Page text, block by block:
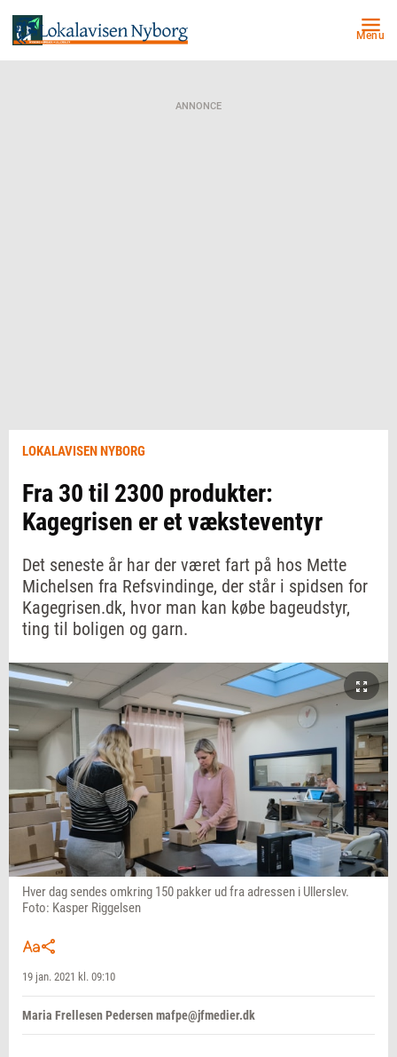
Menu
ANNONCE
LOKALAVISEN NYBORG
Fra 30 til 2300 produkter:
Kagegrisen er et væksteventyr
Det seneste år har der været fart på hos Mette
Michelsen fra Refsvindinge, der står i spidsen for
Kagegrisen.dk, hvor man kan købe bageudstyr,
ting til boligen og garn.
Hver dag sendes omkring 150 pakker ud fra adressen i Ullerslev.
Foto: Kasper Riggelsen
19 jan. 2021 kl. 09:10
Maria Frellesen Pedersen mafpe@jfmedier.dk